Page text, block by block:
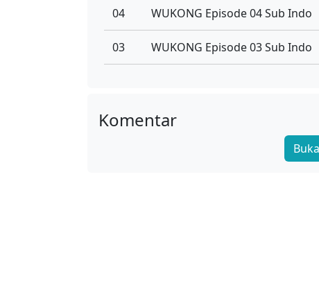
04 WUKONG Episode 04 Sub Indo
03 WUKONG Episode 03 Sub Indo
01 WUKONG Episode 01 Sub Indo
Komentar